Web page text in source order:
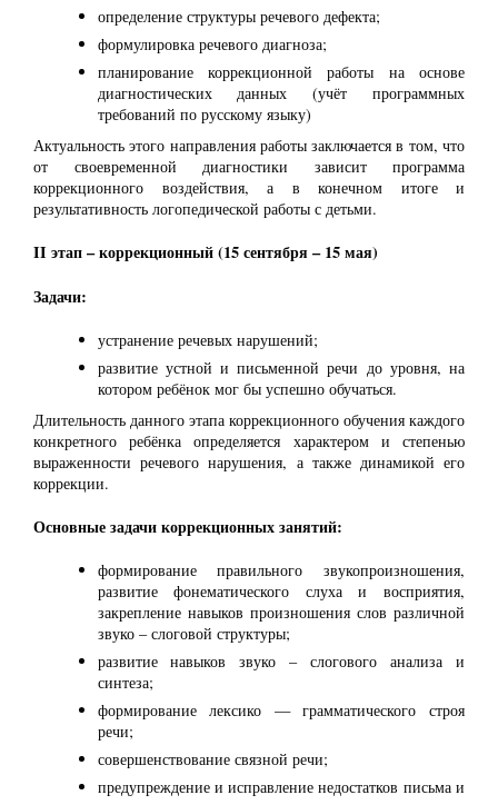
определение структуры речевого дефекта;
формулировка речевого диагноза;
планирование коррекционной работы на основе
диагностических данных (учёт программных
требований по русскому языку)
Актуальность этого направления работы заключается в том, что
от своевременной диагностики зависит программа
коррекционного воздействия, а в конечном итоге и
результативность логопедической работы с детьми.
II этап – коррекционный (15 сентября – 15 мая)
Задачи:
устранение речевых нарушений;
развитие устной и письменной речи до уровня, на
котором ребёнок мог бы успешно обучаться.
Длительность данного этапа коррекционного обучения каждого
конкретного ребёнка определяется характером и степенью
выраженности речевого нарушения, а также динамикой его
коррекции.
Основные задачи коррекционных занятий:
формирование правильного звукопроизношения,
развитие фонематического слуха и восприятия,
закрепление навыков произношения слов различной
звуко – слоговой структуры;
развитие навыков звуко – слогового анализа и
синтеза;
формирование лексико — грамматического строя
речи;
совершенствование связной речи;
предупреждение и исправление недостатков письма и